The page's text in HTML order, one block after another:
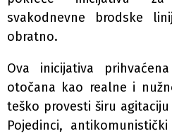
svakodnevne brodske
obratno.
Ova inicijativa
otočana kao realne i
teško provesti širu
Pojedinci,